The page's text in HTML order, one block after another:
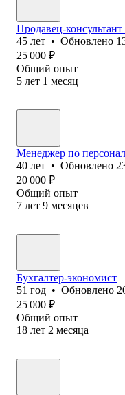
Продавец-
45 лет • Обновлено
25 000 ₽
Общий опыт
5 лет 1 месяц
Менеджер по
40 лет • Обновлено
20 000 ₽
Общий опыт
7 лет 9 месяцев
Бухгалтер-экономист
51 год • Обновлено
25 000 ₽
Общий опыт
18 лет 2 месяца